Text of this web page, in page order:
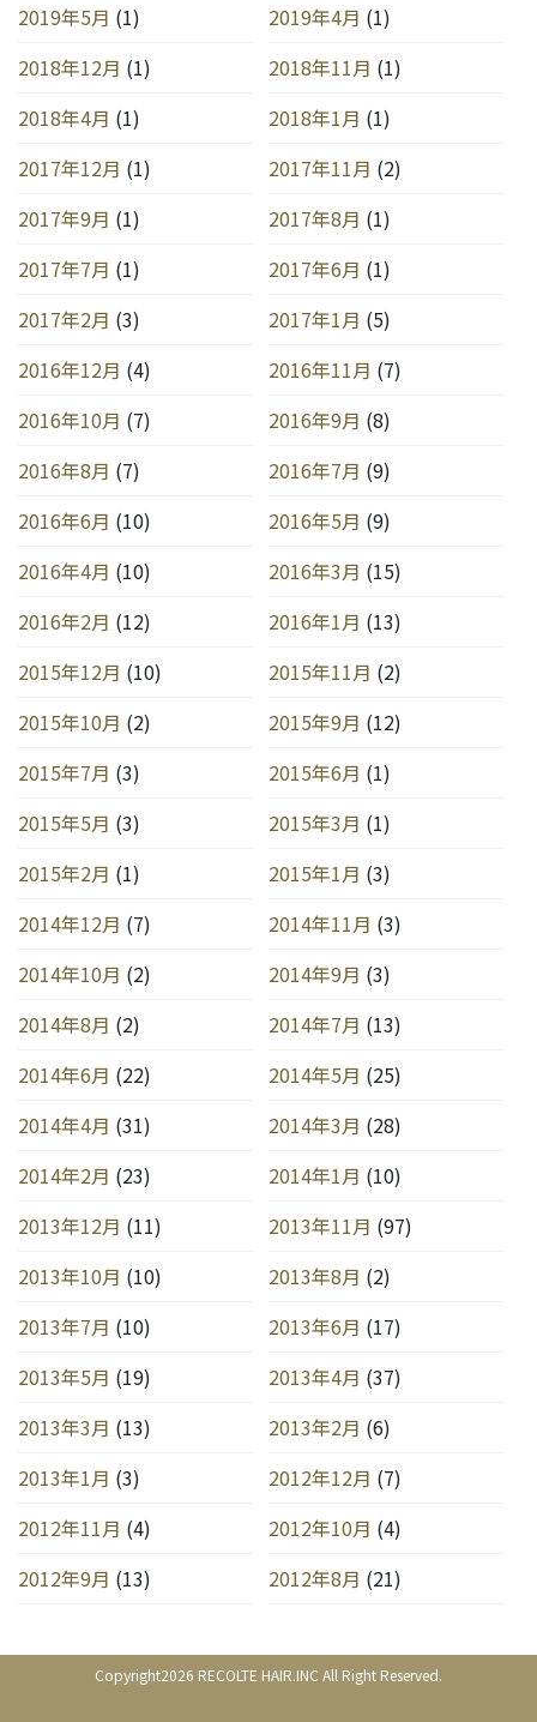
2019年5月 (1) 2019年4月 (1)
2018年12月 (1) 2018年11月 (1)
2018年4月 (1) 2018年1月 (1)
2017年12月 (1) 2017年11月 (2)
2017年9月 (1) 2017年8月 (1)
2017年7月 (1) 2017年6月 (1)
2017年2月 (3) 2017年1月 (5)
2016年12月 (4) 2016年11月 (7)
2016年10月 (7) 2016年9月 (8)
2016年8月 (7) 2016年7月 (9)
2016年6月 (10) 2016年5月 (9)
2016年4月 (10) 2016年3月 (15)
2016年2月 (12) 2016年1月 (13)
2015年12月 (10) 2015年11月 (2)
2015年10月 (2) 2015年9月 (12)
2015年7月 (3) 2015年6月 (1)
2015年5月 (3) 2015年3月 (1)
2015年2月 (1) 2015年1月 (3)
2014年12月 (7) 2014年11月 (3)
2014年10月 (2) 2014年9月 (3)
2014年8月 (2) 2014年7月 (13)
2014年6月 (22) 2014年5月 (25)
2014年4月 (31) 2014年3月 (28)
2014年2月 (23) 2014年1月 (10)
2013年12月 (11) 2013年11月 (97)
2013年10月 (10) 2013年8月 (2)
2013年7月 (10) 2013年6月 (17)
2013年5月 (19) 2013年4月 (37)
2013年3月 (13) 2013年2月 (6)
2013年1月 (3) 2012年12月 (7)
2012年11月 (4) 2012年10月 (4)
2012年9月 (13) 2012年8月 (21)
Copyright2026 RECOLTE HAIR.INC All Right Reserved.